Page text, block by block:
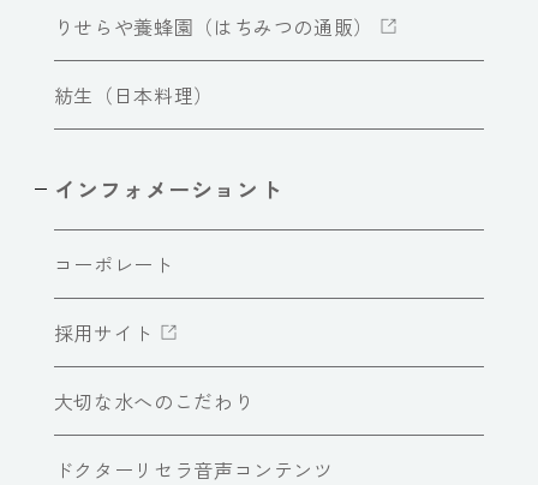
りせらや養蜂園（はちみつの通販）
紡生（日本料理）
インフォメーショント
コーポレート
採用サイト
大切な水へのこだわり
ドクターリセラ音声コンテンツ